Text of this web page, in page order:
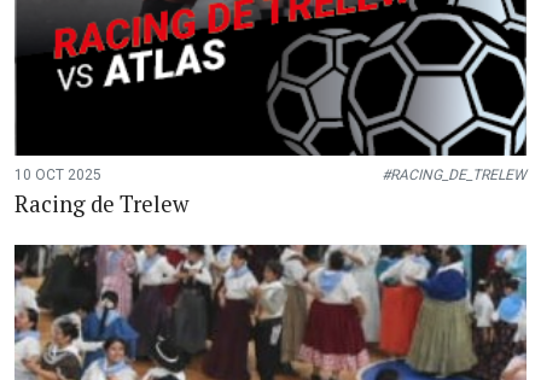
10 OCT 2025 #RACING_DE_TRELEW
Racing de Trelew